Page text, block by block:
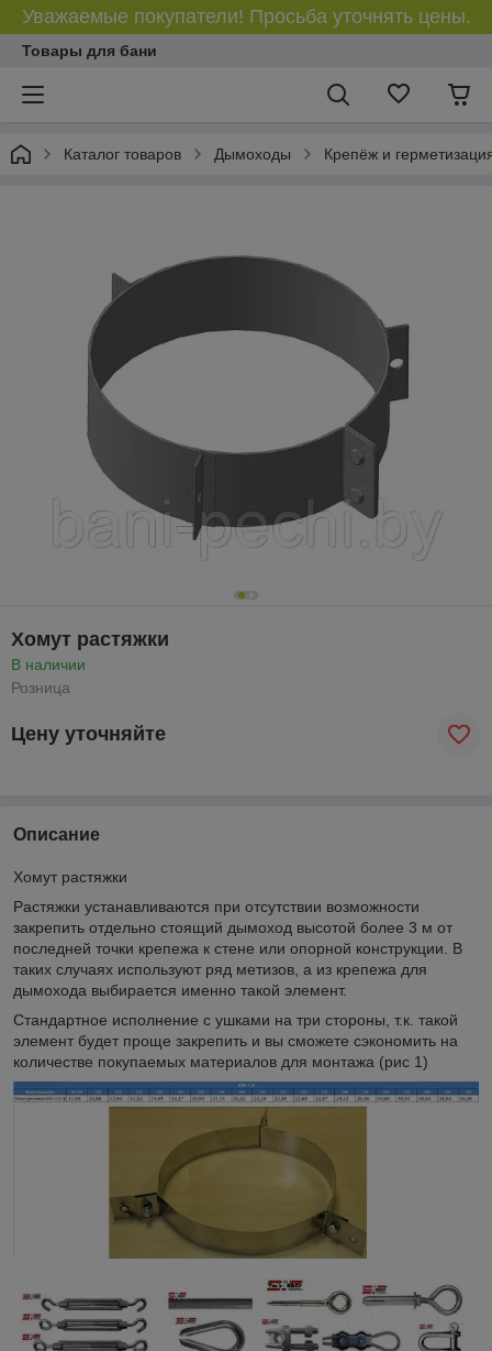
Уважаемые покупатели! Просьба уточнять цены.
Товары для бани
Каталог товаров Дымоходы Крепёж и
Хомут растяжки
В наличии
Розница
Цену уточняйте
Описание
Хомут растяжки
Растяжки устанавливаются при отсутствии возможности
закрепить отдельно стоящий дымоход высотой более 3 м от
последней точки крепежа к стене или опорной конструкции. В
таких случаях используют ряд метизов, а из крепежа для
дымохода выбирается именно такой элемент.
Стандартное исполнение с ушками на три стороны, т.к. такой
элемент будет проще закрепить и вы сможете сэкономить на
количестве покупаемых материалов для монтажа (рис 1)